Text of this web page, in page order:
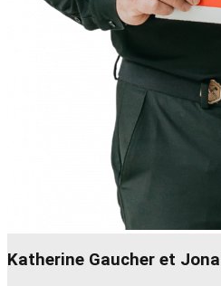
Katherine Gaucher et